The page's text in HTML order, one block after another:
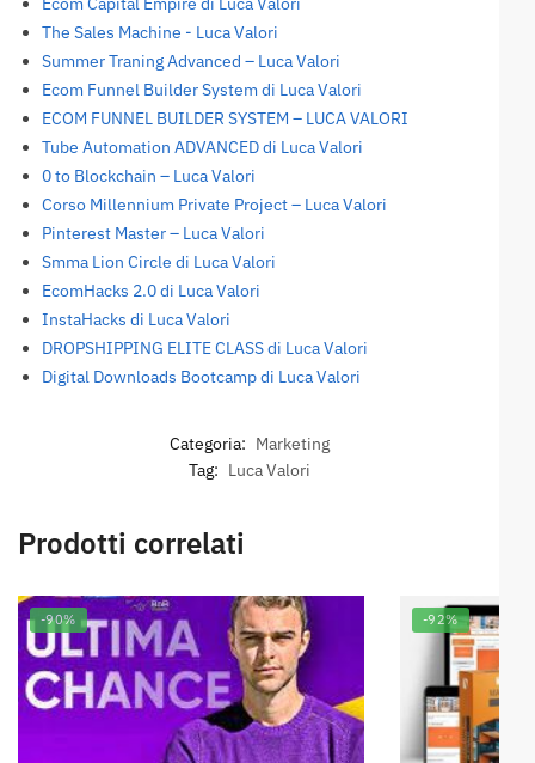
The Sales Machine - Luca Valori
Summer Traning Advanced – Luca Valori
Ecom Funnel Builder System di Luca Valori
ECOM FUNNEL BUILDER SYSTEM – LUCA VALORI
Tube Automation ADVANCED di Luca Valori
0 to Blockchain – Luca Valori
Corso Millennium Private Project – Luca Valori
Pinterest Master – Luca Valori
Smma Lion Circle di Luca Valori
EcomHacks 2.0 di Luca Valori
InstaHacks di Luca Valori
DROPSHIPPING ELITE CLASS di Luca Valori
Digital Downloads Bootcamp di Luca Valori
Categoria: Marketing
Tag: Luca Valori
Prodotti correlati
-90% -92%